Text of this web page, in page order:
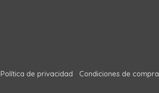
Política de privacidad Condiciones de compra